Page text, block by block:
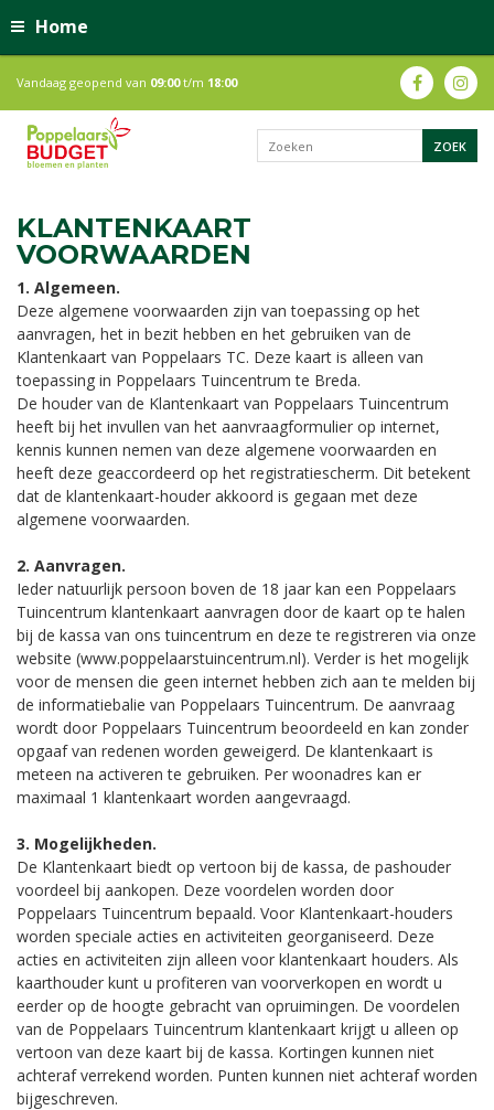
Home
Vandaag geopend van 09:00t/m 18:00
KLANTENKAART
VOORWAARDEN
1. Algemeen.
Deze algemene voorwaarden zijn van toepassing op het
aanvragen, het in bezit hebben en het gebruiken van de
Klantenkaart van Poppelaars TC. Deze kaart is alleen van
toepassing in Poppelaars Tuincentrum te Breda.
De houder van de Klantenkaart van Poppelaars Tuincentrum
heeft bij het invullen van het aanvraagformulier op internet,
kennis kunnen nemen van deze algemene voorwaarden en
heeft deze geaccordeerd op het registratiescherm. Dit betekent
dat de klantenkaart-houder akkoord is gegaan met deze
algemene voorwaarden.
2. Aanvragen.
Ieder natuurlijk persoon boven de 18 jaar kan een Poppelaars
Tuincentrum klantenkaart aanvragen door de kaart op te halen
bij de kassa van ons tuincentrum en deze te registreren via onze
website (www.poppelaarstuincentrum.nl). Verder is het mogelijk
voor de mensen die geen internet hebben zich aan te melden bij
de informatiebalie van Poppelaars Tuincentrum. De aanvraag
wordt door Poppelaars Tuincentrum beoordeeld en kan zonder
opgaaf van redenen worden geweigerd. De klantenkaart is
meteen na activeren te gebruiken. Per woonadres kan er
maximaal 1 klantenkaart worden aangevraagd.
3. Mogelijkheden.
De Klantenkaart biedt op vertoon bij de kassa, de pashouder
voordeel bij aankopen. Deze voordelen worden door
Poppelaars Tuincentrum bepaald. Voor Klantenkaart-houders
worden speciale acties en activiteiten georganiseerd. Deze
acties en activiteiten zijn alleen voor klantenkaart houders. Als
kaarthouder kunt u profiteren van voorverkopen en wordt u
eerder op de hoogte gebracht van opruimingen. De voordelen
van de Poppelaars Tuincentrum klantenkaart krijgt u alleen op
vertoon van deze kaart bij de kassa. Kortingen kunnen niet
achteraf verrekend worden. Punten kunnen niet achteraf worden
bijgeschreven.